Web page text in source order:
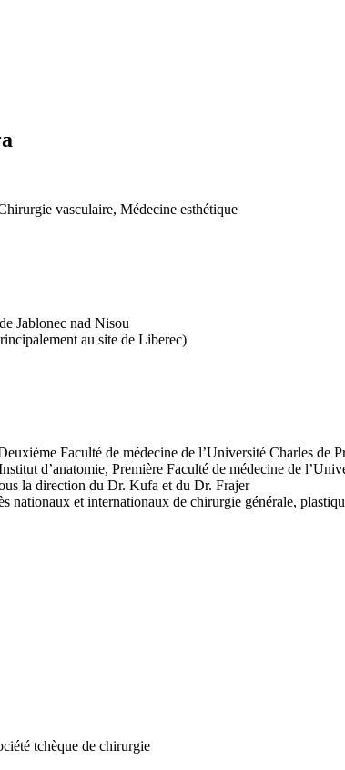
vasculaire, Médecine esthétique
Jablonec nad Nisou
au site de Liberec)
Faculté de médecine de l’Université Charles de
d’anatomie, Première Faculté de médecine de
la direction du Dr. Kufa et du Dr. Frajer
nationaux et internationaux de chirurgie générale,
tchèque de chirurgie